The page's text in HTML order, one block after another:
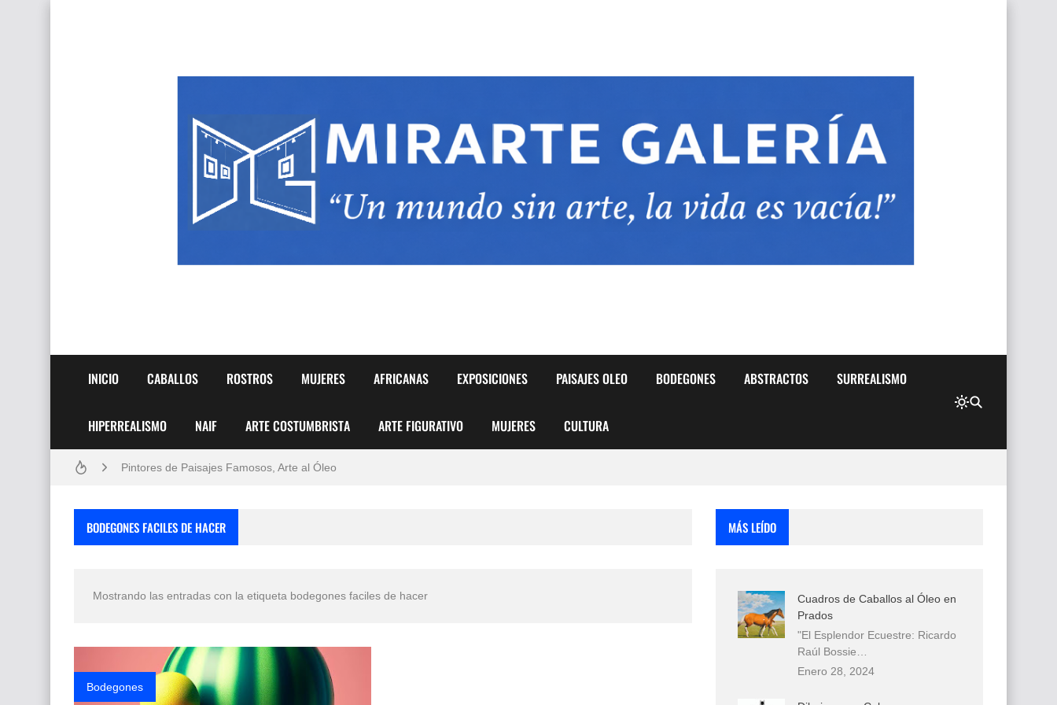
INICIO CABALLOS ROSTROS MUJERES AFRICANAS EXPOSICIONES PAISAJES OLEO BODEGONES ABSTRACTOS SURREALISMO
HIPERREALISMO NAIF ARTE COSTUMBRISTA ARTE FIGURATIVO MUJERES CULTURA
Frutas y Flores Para Colorear Imágenes
Pintores de Paisajes Famosos, Arte al Óleo
Rostros Bellos, La Perfección del Dibujo A Lápiz, Biryulina Vita
Fotos Artísticas de las Actrices de Hollywood Más Bellas del Mundo
BODEGONES FACILES DE HACER
Mostrando las entradas con la etiqueta bodegones faciles de hacer
Bodegones
MÁS LEÍDO
Cuadros de Caballos al Óleo en
Prados
"El Esplendor Ecuestre: Ricardo
Raúl Bossie…
Enero 28, 2024